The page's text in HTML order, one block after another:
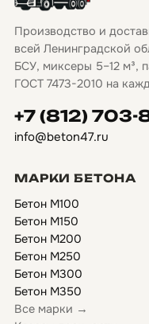
Производство и
всей Ленинградской
БСУ, миксеры 5–12 м³,
ГОСТ 7473-2010 на
+7 (812) 703-
info@beton47.ru
МАРКИ БЕТОНА
Бетон М100
Бетон М150
Бетон М200
Бетон М250
Бетон М300
Бетон М350
Все марки →